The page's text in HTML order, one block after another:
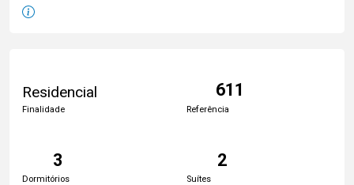
Residencial
Finalidade
611
Referência
3
Dormitórios
2
Suítes